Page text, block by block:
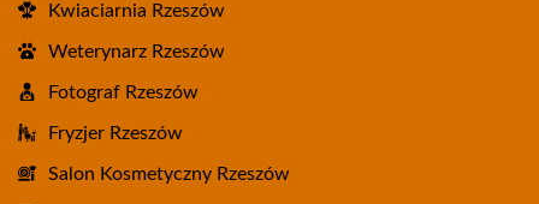
Kwiaciarnia Rzeszów
Weterynarz Rzeszów
Fotograf Rzeszów
Fryzjer Rzeszów
Salon Kosmetyczny Rzeszów